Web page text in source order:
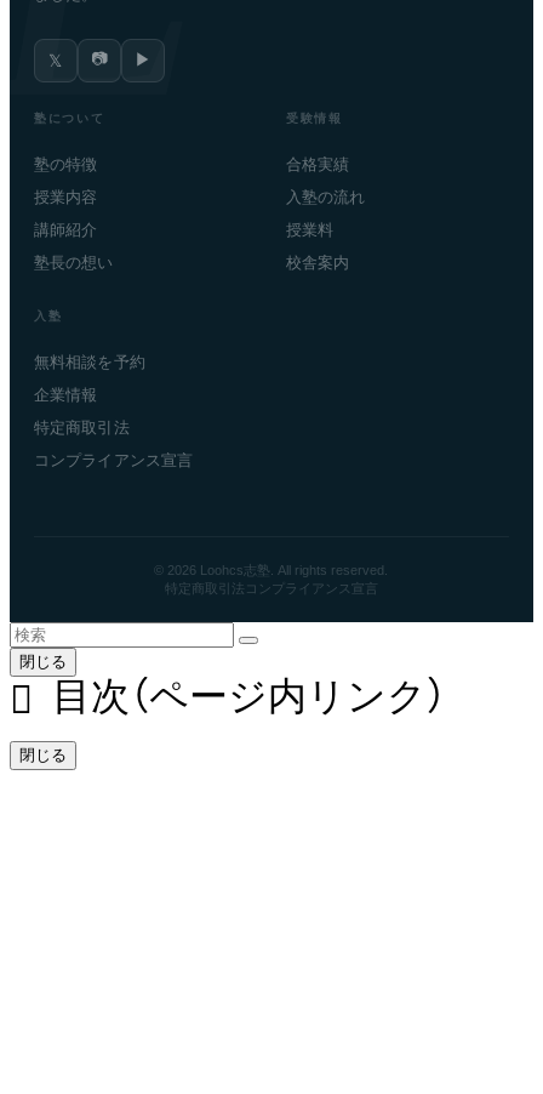
𝕏 📷 ▶
塾について
塾の特徴
授業内容
講師紹介
塾長の想い
受験情報
合格実績
入塾の流れ
授業料
校舎案内
入塾
無料相談を予約
企業情報
特定商取引法
コンプライアンス宣言
© 2026 Loohcs志塾. All rights reserved.
特定商取引法 コンプライアンス宣言
閉じる
目次（ページ内リンク）
閉じる